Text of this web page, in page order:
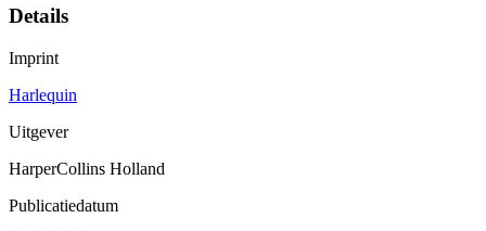
Details
Imprint
Harlequin
Uitgever
HarperCollins Holland
Publicatiedatum